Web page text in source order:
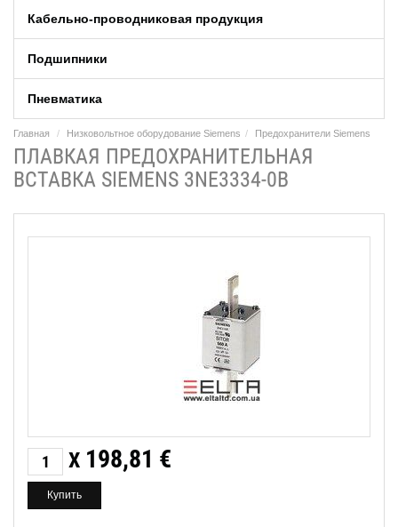
Кабельно-проводниковая продукция
Подшипники
Пневматика
Главная Низковольтное оборудование Siemens Предохранители Siemens
ПЛАВКАЯ ПРЕДОХРАНИТЕЛЬНАЯ
ВСТАВКА SIEMENS 3NE3334-0B
X 198,81 €